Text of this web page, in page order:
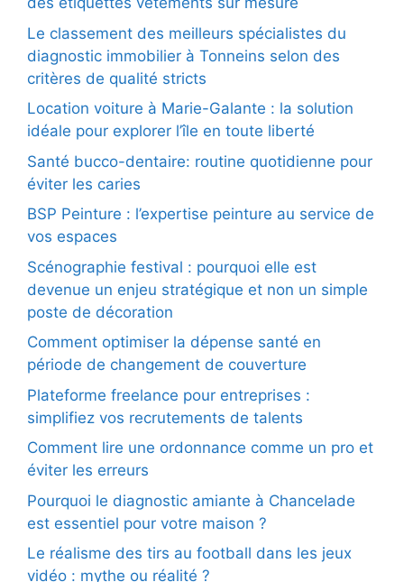
Le classement des meilleurs spécialistes du
diagnostic immobilier à Tonneins selon des
critères de qualité stricts
Location voiture à Marie-Galante : la solution
idéale pour explorer l’île en toute liberté
Santé bucco-dentaire: routine quotidienne pour
éviter les caries
BSP Peinture : l’expertise peinture au service de
vos espaces
Scénographie festival : pourquoi elle est
devenue un enjeu stratégique et non un simple
poste de décoration
Comment optimiser la dépense santé en
période de changement de couverture
Plateforme freelance pour entreprises :
simplifiez vos recrutements de talents
Comment lire une ordonnance comme un pro et
éviter les erreurs
Pourquoi le diagnostic amiante à Chancelade
est essentiel pour votre maison ?
Le réalisme des tirs au football dans les jeux
vidéo : mythe ou réalité ?